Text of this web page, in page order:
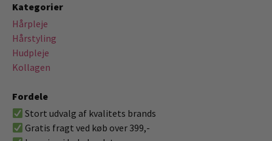
Kategorier
Hårpleje
Hårstyling
Hudpleje
Kollagen
Fordele
Stort udvalg af kvalitets brands
Gratis fragt ved køb over 399,-